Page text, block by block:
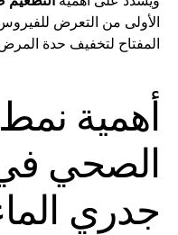
الأولى من التعرض
المفتاح لتخفيف حدة
أهمية
الصحي
جدري